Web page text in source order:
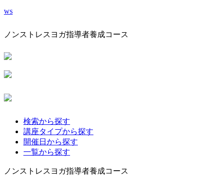
ws
ノンストレスヨガ指導者養成コース
検索から探す
講座タイプから探す
開催日から探す
一覧から探す
ノンストレスヨガ指導者養成コース